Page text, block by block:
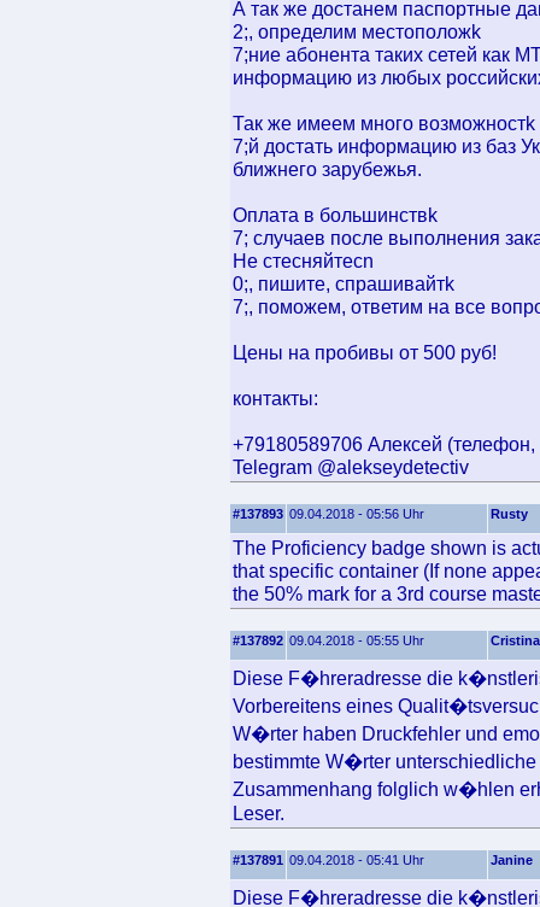
А так же достанем паспортные
2;, определим местоположk
7;ние абонента таких сетей как
информацию из любых
Так же имеем много возможностk
7;й достать информацию из баз
ближнего зарубежья.
Оплата в большинствk
7; случаев после выполнения
Не стесняйтесn
0;, пишите, спрашивайтk
7;, поможем, ответим на все
Цены на пробивы от 500 руб!
контакты:
+79180589706 Алексей
Telegram @alekseydetectiv
#137893 09.04.2018 - 05:56 Uhr Rusty
The Proficiency badge shown is
that specific container (If none
the 50% mark for a 3rd course
#137892 09.04.2018 - 05:55 Uhr Cristina
Diese F�hreradresse die
Vorbereitens eines
W�rter haben Druckfehler und
bestimmte W�rter
Zusammenhang folglich w�hlen
Leser.
#137891 09.04.2018 - 05:41 Uhr Janine
Diese F�hreradresse die